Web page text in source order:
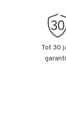
Tot 30